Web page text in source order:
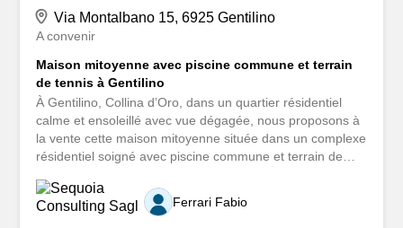
Via Montalbano 15, 6925 Gentilino
A convenir
Maison mitoyenne avec piscine commune et terrain
de tennis à Gentilino
À Gentilino, Collina d’Oro, dans un quartier résidentiel
calme et ensoleillé avec vue dégagée, nous proposons à
la vente cette maison mitoyenne située dans un complexe
résidentiel soigné avec piscine commune et terrain de
à seulement 1,3 km de l’école américaine TASIS, à
environ 3 km du centre de Lugano, avec un accès facile à
Ferrari Fabio